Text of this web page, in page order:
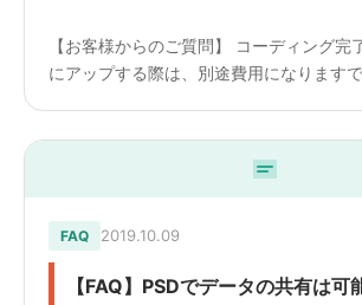
【お客様からのご質問】 コーディング完
にアップする際は、別途費用になります
FAQ 2019.10.09
【FAQ】PSDでデータの共有は可